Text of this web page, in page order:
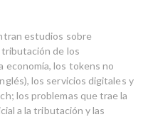
estudios sobre
tributación de los
economía, los tokens no
los servicios digitales y
los problemas que trae la
a la tributación y las